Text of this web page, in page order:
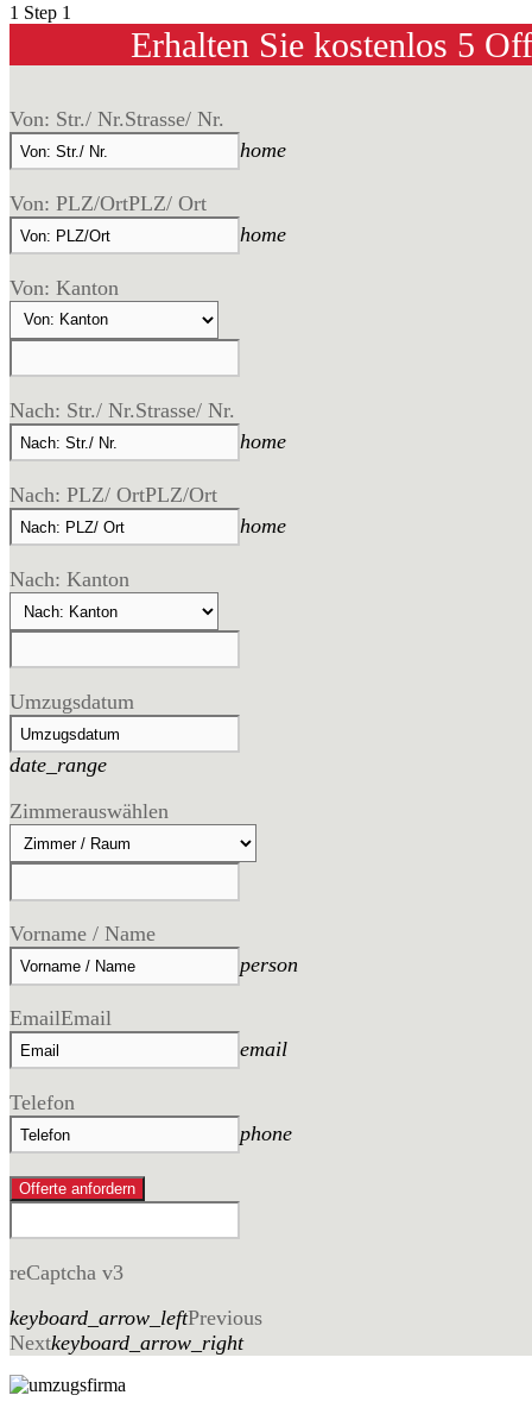
1 Step 1
Erhalten Sie kostenlos 5
Von: Str./ Nr.Strasse/ Nr.
home
Von: PLZ/OrtPLZ/ Ort
home
Von: Kanton
Nach: Str./ Nr.Strasse/ Nr.
home
Nach: PLZ/ OrtPLZ/Ort
home
Nach: Kanton
Umzugsdatum
date_range
Zimmerauswählen
Vorname / Name
person
EmailEmail
email
Telefon
phone
Offerte anfordern
reCaptcha v3
keyboard_arrow_leftPrevious
Nextkeyboard_arrow_right